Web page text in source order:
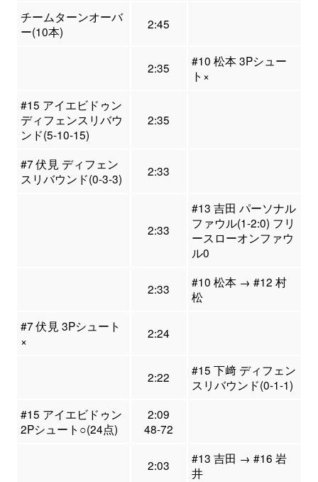
チームターンオーバ
ー(10本)
2:45
2:35
#10 松本 3Pシュー
ト×
#15 アイエビドゥン
ディフェンスリバウ
ンド(5-10-15)
2:35
#7 伏見 ディフェン
スリバウンド(0-3-3)
2:33
2:33
#13 吉田 パーソナル
ファウル(1-2:0) フリ
ースローオンファウ
ル0
2:33
#10 松本 → #12 村
松
#7 伏見 3Pシュート
×
2:24
2:22
#15 下﨑 ディフェン
スリバウンド(0-1-1)
#15 アイエビドゥン
2Pシュート○(24点)
2:09
48-72
2:03
#13 吉田 → #16 岩
井